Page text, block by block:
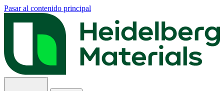
Pasar al contenido principal